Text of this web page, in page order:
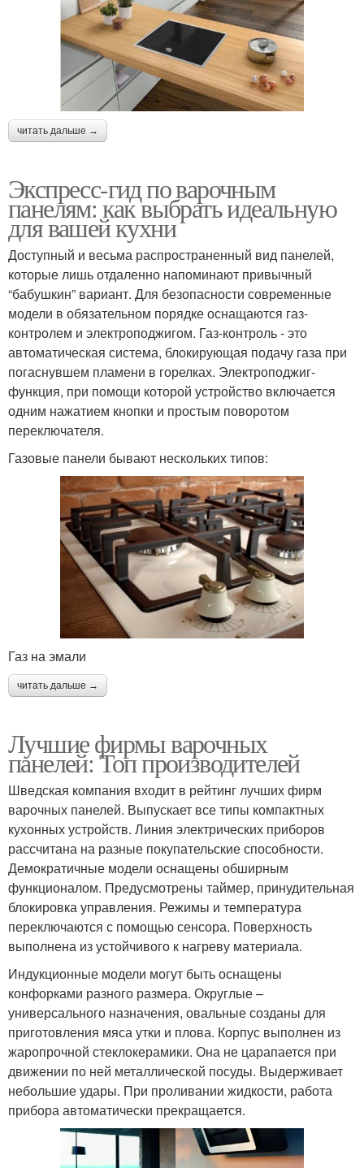
читать дальше →
Экспресс-гид по варочным
панелям: как выбрать идеальную
для вашей кухни
Доступный и весьма распространенный вид панелей,
которые лишь отдаленно напоминают привычный
“бабушкин” вариант. Для безопасности современные
модели в обязательном порядке оснащаются газ-
контролем и электроподжигом. Газ-контроль - это
автоматическая система, блокирующая подачу газа при
погаснувшем пламени в горелках. Электроподжиг-
функция, при помощи которой устройство включается
одним нажатием кнопки и простым поворотом
переключателя.
Газовые панели бывают нескольких типов:
Газ на эмали
читать дальше →
Лучшие фирмы варочных
панелей: Топ производителей
Шведская компания входит в рейтинг лучших фирм
варочных панелей. Выпускает все типы компактных
кухонных устройств. Линия электрических приборов
рассчитана на разные покупательские способности.
Демократичные модели оснащены обширным
функционалом. Предусмотрены таймер, принудительная
блокировка управления. Режимы и температура
переключаются с помощью сенсора. Поверхность
выполнена из устойчивого к нагреву материала.
Индукционные модели могут быть оснащены
конфорками разного размера. Округлые –
универсального назначения, овальные созданы для
приготовления мяса утки и плова. Корпус выполнен из
жаропрочной стеклокерамики. Она не царапается при
движении по ней металлической посуды. Выдерживает
небольшие удары. При проливании жидкости, работа
прибора автоматически прекращается.